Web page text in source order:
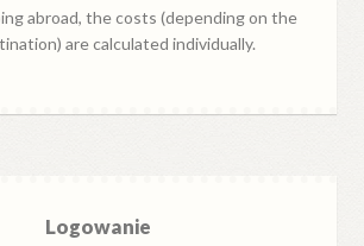
abroad, the costs (depending on the
are calculated individually.
Logowanie